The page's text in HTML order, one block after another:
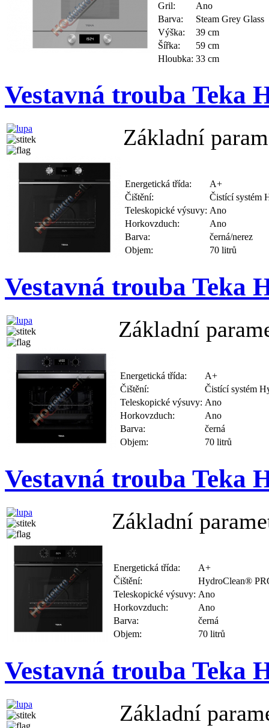
Gril:
Ano
Barva:
Steam Grey Glass
Výška:
39 cm
Šířka:
59 cm
Hloubka: 33 cm
Vestavná trouba Teka
Základní
Energetická třída:
A+
Čištění:
Čistící systém
Teleskopické výsuvy: Ano
Horkovzduch:
Ano
Barva:
černá/nerez
Objem:
70 litrů
Vestavná trouba Teka
Základní
Energetická třída:
A+
Čištění:
Čistící systém
Teleskopické výsuvy: Ano
Horkovzduch:
Ano
Barva:
černá
Objem:
70 litrů
Vestavná trouba Teka
Základní
Energetická třída:
A+
Čištění:
HydroClean®
Teleskopické výsuvy: Ano
Horkovzduch:
Ano
Barva:
černá
Objem:
70 litrů
Vestavná trouba Teka
Základní